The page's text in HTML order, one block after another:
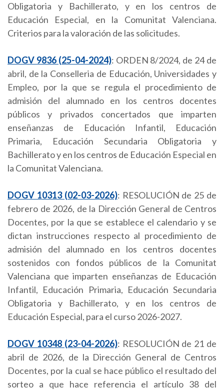
Obligatoria y Bachillerato, y en los centros de
Educación Especial, en la Comunitat Valenciana.
Criterios para la valoración de las solicitudes.
DOGV 9836 (25-04-2024): ORDEN 8/2024, de 24 de
abril, de la Conselleria de Educación, Universidades y
Empleo, por la que se regula el procedimiento de
admisión del alumnado en los centros docentes
públicos y privados concertados que imparten
enseñanzas de Educación Infantil, Educación
Primaria, Educación Secundaria Obligatoria y
Bachillerato y en los centros de Educación Especial en
la Comunitat Valenciana.
DOGV 10313 (02-03-2026): RESOLUCIÓN de 25 de
febrero de 2026, de la Dirección General de Centros
Docentes, por la que se establece el calendario y se
dictan instrucciones respecto al procedimiento de
admisión del alumnado en los centros docentes
sostenidos con fondos públicos de la Comunitat
Valenciana que imparten enseñanzas de Educación
Infantil, Educación Primaria, Educación Secundaria
Obligatoria y Bachillerato, y en los centros de
Educación Especial, para el curso 2026-2027.
DOGV 10348 (23-04-2026): RESOLUCIÓN de 21 de
abril de 2026, de la Dirección General de Centros
Docentes, por la cual se hace público el resultado del
sorteo a que hace referencia el artículo 38 del